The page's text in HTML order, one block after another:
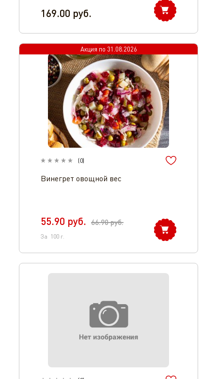
169.00 руб.
Акция по 31.08.2026
(0)
Винегрет овощной вес
55.90 руб. 66.90руб.
За 100 г.